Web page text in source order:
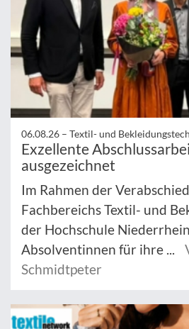
06.08.26 – Textil- und
Exzellente
ausgezeichnet
Im Rahmen der
Fachbereichs Textil- und
der Hochschule
Absolventinnen für ihre ...
Schmidtpeter